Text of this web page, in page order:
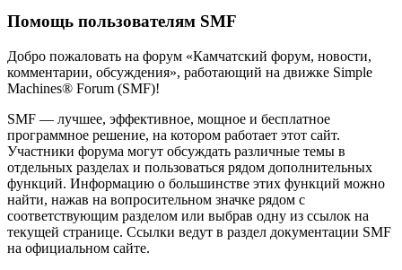
Помощь пользователям SMF
Добро пожаловать на форум «Камчатский форум, новости,
комментарии, обсуждения», работающий на движке Simple
Machines® Forum (SMF)!
SMF — лучшее, эффективное, мощное и бесплатное
программное решение, на котором работает этот сайт.
Участники форума могут обсуждать различные темы в
отдельных разделах и пользоваться рядом дополнительных
функций. Информацию о большинстве этих функций можно
найти, нажав на вопросительном значке рядом с
соответствующим разделом или выбрав одну из ссылок на
текущей странице. Ссылки ведут в раздел документации SMF
на официальном сайте.